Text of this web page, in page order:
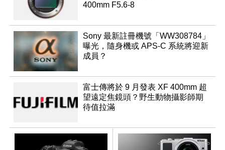
400mm F5.6-8
Sony 最新註冊機號「WW308784」
曝光，隨身機或 APS-C 系統將迎新
成員？
富士傳將於 9 月發表 XF 400mm 超
望遠定焦鏡頭？野生動物攝影師期
待值拉滿